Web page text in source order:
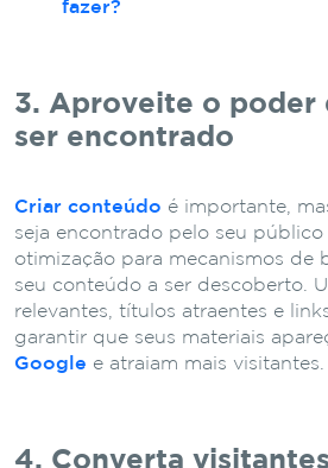
fazer?
3. Aproveite o poder
ser encontrado
Criar conteúdo é importante,
seja encontrado pelo seu público
otimização para mecanismos de
seu conteúdo a ser descoberto.
relevantes, títulos atraentes e
garantir que seus materiais
Google e atraiam mais visitantes.
4. Converta